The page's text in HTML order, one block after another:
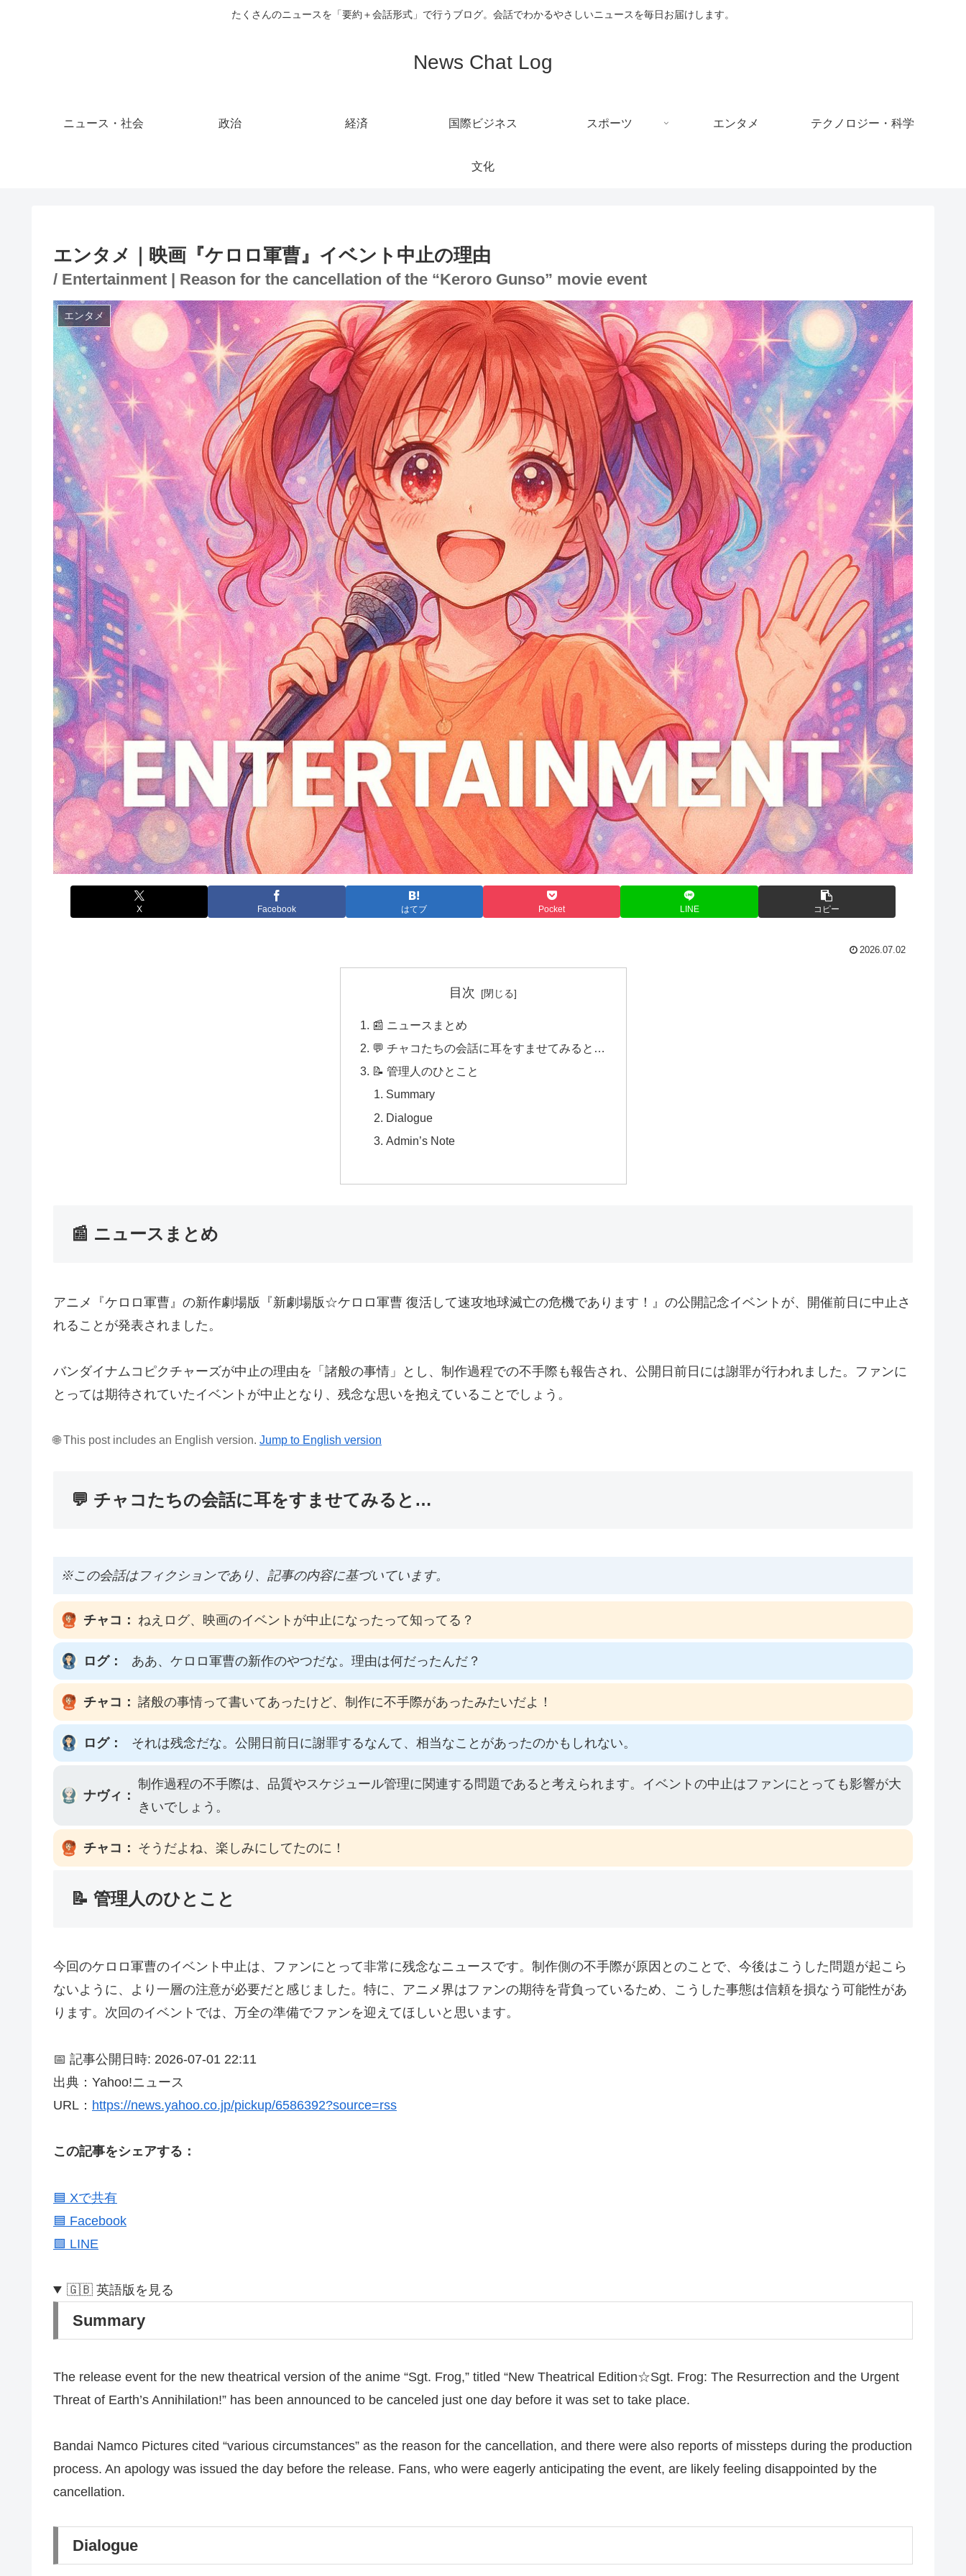
たくさんのニュースを「要約＋会話形式」で行うブログ。会話でわかるやさしいニュースを毎日お届けします。
News Chat Log
ニュース・社会 政治 経済 国際ビジネス スポーツ エンタメ テクノロジー・科学
文化
エンタメ｜映画『ケロロ軍曹』イベント中止の理由
/ Entertainment | Reason for the cancellation of the “Keroro Gunso” movie event
エンタメ
X Facebook はてブ Pocket LINE コピー
2026.07.02
目次
📰 ニュースまとめ
💬 チャコたちの会話に耳をすませてみると…
📝 管理人のひとこと
Summary
Dialogue
Admin’s Note
📰 ニュースまとめ
アニメ『ケロロ軍曹』の新作劇場版『新劇場版☆ケロロ軍曹 復活して速攻地球滅亡の危機であります！』の公開記念イベントが、開催前日に中止さ
れることが発表されました。
バンダイナムコピクチャーズが中止の理由を「諸般の事情」とし、制作過程での不手際も報告され、公開日前日には謝罪が行われました。ファンに
とっては期待されていたイベントが中止となり、残念な思いを抱えていることでしょう。
🌐 This post includes an English version. Jump to English version
💬 チャコたちの会話に耳をすませてみると…
※この会話はフィクションであり、記事の内容に基づいています。
チャコ： ねえログ、映画のイベントが中止になったって知ってる？
ログ： ああ、ケロロ軍曹の新作のやつだな。理由は何だったんだ？
チャコ： 諸般の事情って書いてあったけど、制作に不手際があったみたいだよ！
ログ： それは残念だな。公開日前日に謝罪するなんて、相当なことがあったのかもしれない。
ナヴィ：
制作過程の不手際は、品質やスケジュール管理に関連する問題であると考えられます。イベントの中止はファンにとっても影響が大
きいでしょう。
チャコ： そうだよね、楽しみにしてたのに！
📝 管理人のひとこと
今回のケロロ軍曹のイベント中止は、ファンにとって非常に残念なニュースです。制作側の不手際が原因とのことで、今後はこうした問題が起こら
ないように、より一層の注意が必要だと感じました。特に、アニメ界はファンの期待を背負っているため、こうした事態は信頼を損なう可能性があ
ります。次回のイベントでは、万全の準備でファンを迎えてほしいと思います。
📅 記事公開日時: 2026-07-01 22:11
出典：Yahoo!ニュース
URL： https://news.yahoo.co.jp/pickup/6586392?source=rss
この記事をシェアする：
🟦 Xで共有
🟦 Facebook
🟩 LINE
🇬🇧 英語版を見る
Summary
The release event for the new theatrical version of the anime “Sgt. Frog,” titled “New Theatrical Edition☆Sgt. Frog: The Resurrection and the Urgent
Threat of Earth’s Annihilation!” has been announced to be canceled just one day before it was set to take place.
Bandai Namco Pictures cited “various circumstances” as the reason for the cancellation, and there were also reports of missteps during the production
process. An apology was issued the day before the release. Fans, who were eagerly anticipating the event, are likely feeling disappointed by the
cancellation.
Dialogue